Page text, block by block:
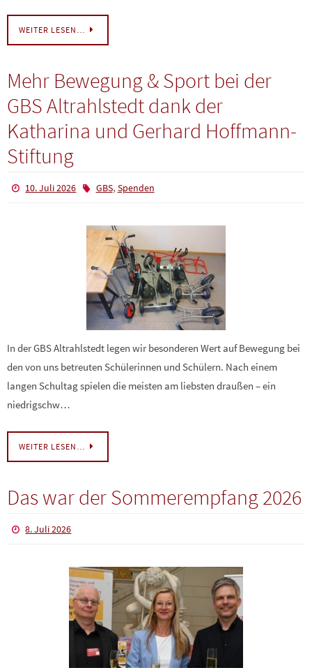
WEITER LESEN…
Mehr Bewegung & Sport bei der
GBS Altrahlstedt dank der
Katharina und Gerhard Hoffmann-
Stiftung
10. Juli 2026 GBS, Spenden
In der GBS Altrahlstedt legen wir besonderen Wert auf Bewegung bei
den von uns betreuten Schülerinnen und Schülern. Nach einem
langen Schultag spielen die meisten am liebsten draußen – ein
niedrigschw…
WEITER LESEN…
Das war der Sommerempfang 2026
8. Juli 2026